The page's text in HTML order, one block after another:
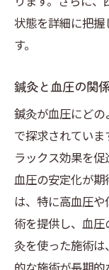
状態を詳細に把
す。
鍼灸と血圧の関
鍼灸が血圧にど
で探求されていま
ラックス効果を
血圧の安定化が
は、特に高血圧
術を提供し、血
灸を使った施術